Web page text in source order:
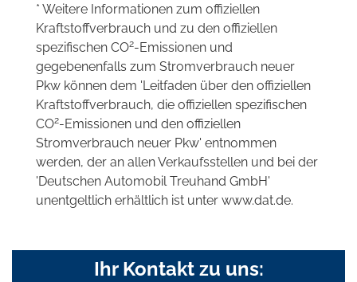
* Weitere Informationen zum offiziellen
Kraftstoffverbrauch und zu den offiziellen
spezifischen CO2-Emissionen und
gegebenenfalls zum Stromverbrauch neuer
Pkw können dem 'Leitfaden über den offiziellen
Kraftstoffverbrauch, die offiziellen spezifischen
CO2-Emissionen und den offiziellen
Stromverbrauch neuer Pkw' entnommen
werden, der an allen Verkaufsstellen und bei der
'Deutschen Automobil Treuhand GmbH'
unentgeltlich erhältlich ist unter www.dat.de.
Ihr Kontakt zu uns: